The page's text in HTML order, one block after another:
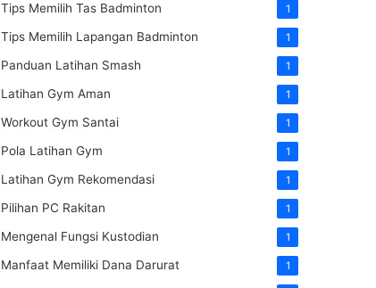
Tips Memilih Tas Badminton 1
Tips Memilih Lapangan Badminton 1
Panduan Latihan Smash 1
Latihan Gym Aman 1
Workout Gym Santai 1
Pola Latihan Gym 1
Latihan Gym Rekomendasi 1
Pilihan PC Rakitan 1
Mengenal Fungsi Kustodian 1
Manfaat Memiliki Dana Darurat 1